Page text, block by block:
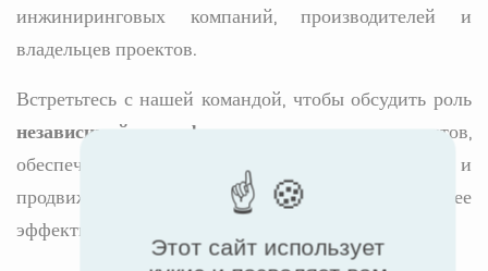
инжиниринговых компаний, производителей и
владельцев проектов.
Встретьтесь с нашей командой, чтобы обсудить роль
независимой сертификации
в поддержке проектов,
обеспечении заявленной производительности и
продвижении передовых практик для более
эффективных и устойчивых зданий.
Этот сайт использует